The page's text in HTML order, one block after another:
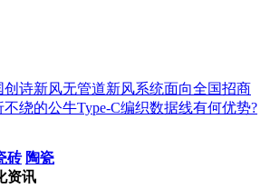
创诗新风无管道新风系统面向全国招商
不绕的公牛Type-C编织数据线有何优势?
砖 陶瓷
资讯